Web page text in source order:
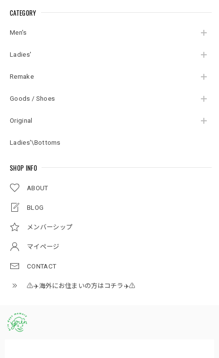
CATEGORY
Men's
Ladies'
Remake
Goods / Shoes
Original
Ladies'\Bottoms
SHOP INFO
ABOUT
BLOG
メンバーシップ
マイページ
CONTACT
⚠️✈️海外にお住まいの方はコチラ✈️⚠️
テージ ビンテージ
ンズLサイズ
ネック ニット カーデ
トレーナー デサント
ージ 古着 メンズXL相